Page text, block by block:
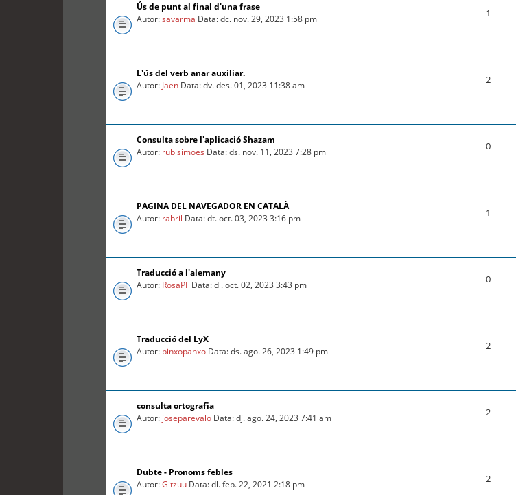
Ús de punt al final d'una frase
Autor:savarma Data: dc. nov. 29, 2023 1:58 pm 1
L'ús del verb anar auxiliar.
Autor: Jaen Data: dv. des. 01, 2023 11:38 am 2
Consulta sobre l'aplicació Shazam
Autor: rubisimoes Data: ds. nov. 11, 2023 7:28 pm 0
PAGINA DEL NAVEGADOR EN CATALÀ
Autor: rabril Data: dt. oct. 03, 2023 3:16 pm 1
Traducció a l'alemany
Autor: RosaPF Data: dl. oct. 02, 2023 3:43 pm 0
Traducció del LyX
Autor: pinxopanxo Data: ds. ago. 26, 2023 1:49 pm 2
consulta ortografia
Autor: joseparevalo Data: dj. ago. 24, 2023 7:41 am 2
Dubte - Pronoms febles
Autor:Gitzuu Data: dl. feb. 22, 2021 2:18 pm 2